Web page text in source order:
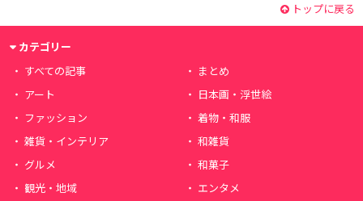
トップに戻る
カテゴリー
すべての記事
まとめ
アート
日本画・浮世絵
ファッション
着物・和服
雑貨・インテリア
和雑貨
グルメ
和菓子
観光・地域
エンタメ